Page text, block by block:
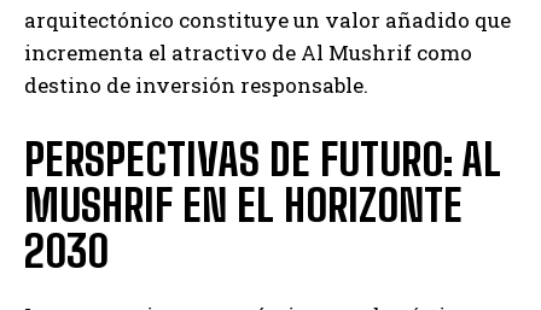
arquitectónico constituye un valor añadido que
incrementa el atractivo de Al Mushrif como
destino de inversión responsable.
PERSPECTIVAS DE FUTURO: AL
MUSHRIF EN EL HORIZONTE
2030